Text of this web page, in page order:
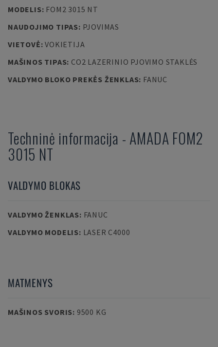
MODELIS: FOM2 3015 NT
NAUDOJIMO TIPAS: PJOVIMAS
VIETOVĖ:VOKIETIJA
MAŠINOS TIPAS: CO2 LAZERINIO PJOVIMO STAKLĖS
VALDYMO BLOKO PREKĖS ŽENKLAS: FANUC
Techninė informacija - AMADA FOM2
3015 NT
VALDYMO BLOKAS
VALDYMO ŽENKLAS: FANUC
VALDYMO MODELIS: LASER C4000
MATMENYS
MAŠINOS SVORIS: 9500 KG